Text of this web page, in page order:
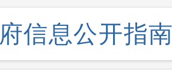
政府信息公开指